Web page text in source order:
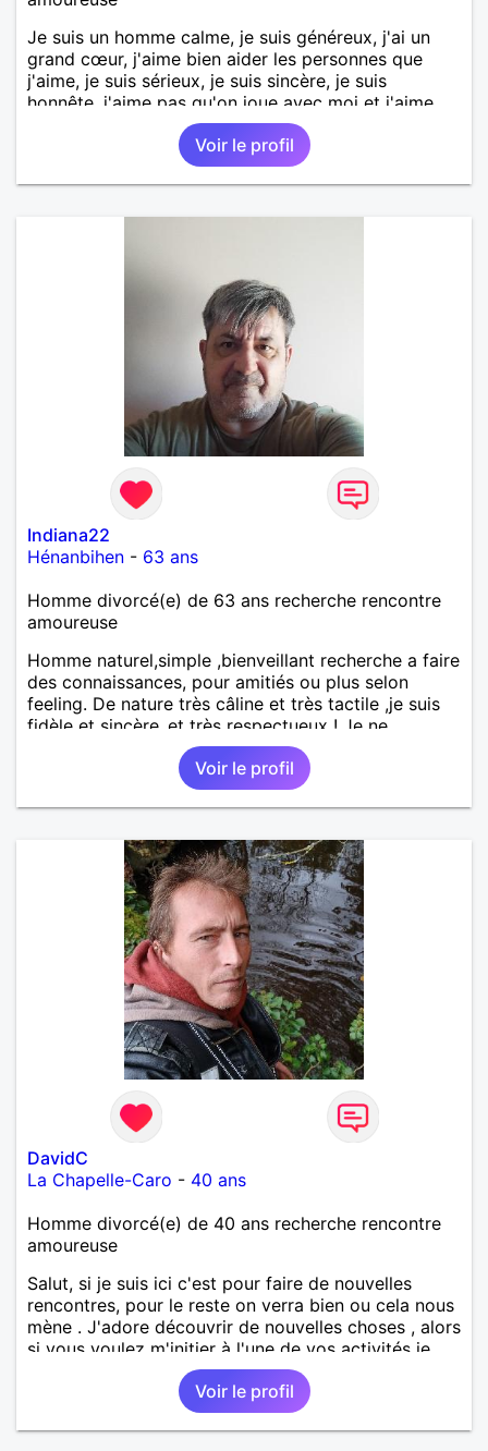
Je suis un homme calme, je suis généreux, j'ai un
grand cœur, j'aime bien aider les personnes que
j'aime, je suis sérieux, je suis sincère, je suis
honnête, j'aime pas qu'on joue avec moi et j'aime
pas les mensonges. Je cherche une relation
amoureuse et sérieuse.Voir le profil
Indiana22
Hénanbihen - 63 ans
Homme divorcé(e) de 63 ans recherche rencontre
amoureuse
Homme naturel,simple ,bienveillant recherche a faire
des connaissances, pour amitiés ou plus selon
feeling. De nature très câline et très tactile ,je suis
fidèle et sincère.,et très respectueux ! Je ne
supporte pas le mensonge.Rien ne vaut une vraie
rencontre,pour échanger en toute simplicité,j'ai du
mal à prolonger des échanges virtuels Je suis plutôt
attiré par des femmes ayant la cinquantaine ,belles
naturellement ,sans fards ,ni excès A vous de jouer
Mesdames 😉
Voir le profil
DavidC
La Chapelle-Caro - 40 ans
Homme divorcé(e) de 40 ans recherche rencontre
amoureuse
Salut, si je suis ici c'est pour faire de nouvelles
rencontres, pour le reste on verra bien ou cela nous
mène . J'adore découvrir de nouvelles choses , alors
si vous voulez m'initier à l'une de vos activités je
Voir le profil